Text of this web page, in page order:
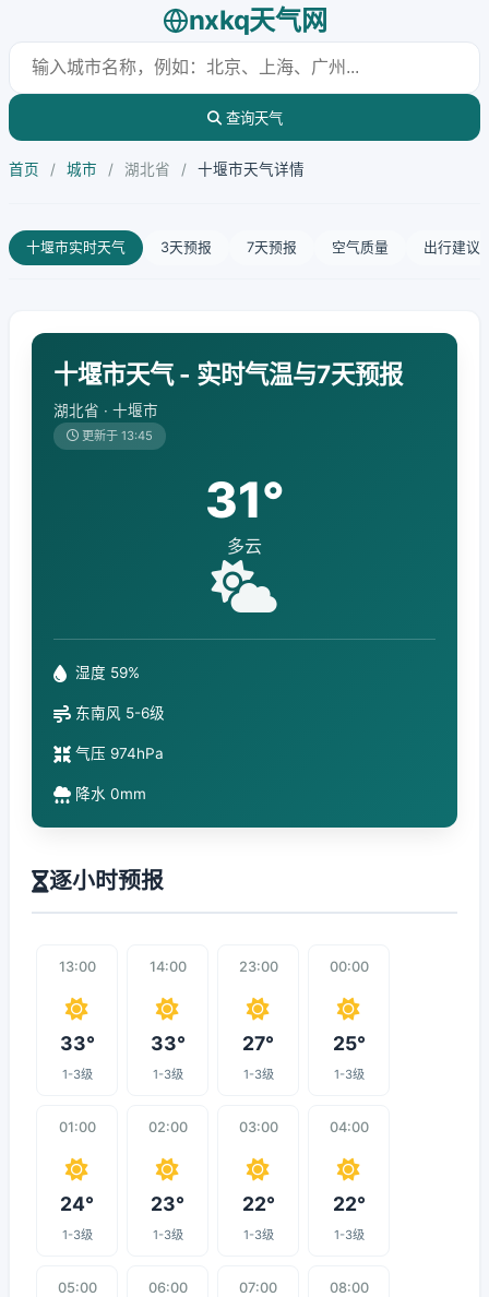
nxkq天气网
查询天气
首页 / 城市 / 湖北省 / 十堰市天气详情
十堰市实时天气 3天预报 7天预报 空气质量 出行建议
十堰市天气 - 实时气温与7天预报
湖北省 · 十堰市
更新于 13:45
31°
多云
湿度 59%
东南风 5-6级
气压 974hPa
降水 0mm
逐小时预报
13:00
33°
1-3级
14:00
33°
1-3级
23:00
27°
1-3级
00:00
25°
1-3级
01:00
24°
1-3级
02:00
23°
1-3级
03:00
22°
1-3级
04:00
22°
1-3级
05:00 06:00 07:00 08:00